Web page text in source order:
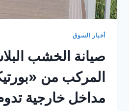
أخبار السوق
صيانة الخشب
المركب من
مداخل خارجية